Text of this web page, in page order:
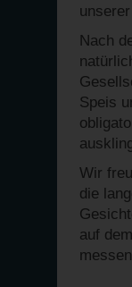
Nach
Speis
Wir
die
auf